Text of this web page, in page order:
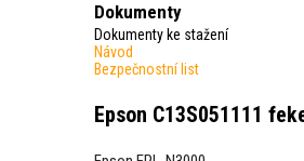
Dokumenty
Dokumenty ke stažení
Návod
Bezpečnostní list
Epson C13S051111